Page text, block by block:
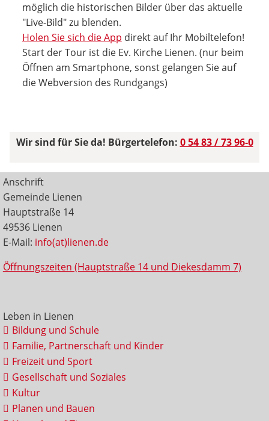
möglich die historischen Bilder über das aktuelle
"Live-Bild" zu blenden.
Holen Sie sich die App direkt auf Ihr Mobiltelefon!
Start der Tour ist die Ev. Kirche Lienen. (nur beim
Öffnen am Smartphone, sonst gelangen Sie auf
die Webversion des Rundgangs)
Wir sind für Sie da! Bürgertelefon: 0 54 83 / 73 96-0
Anschrift
Gemeinde Lienen
Hauptstraße 14
49536 Lienen
E-Mail: info(at)lienen.de
Öffnungszeiten (Hauptstraße 14 und Diekesdamm 7)
Leben in Lienen
Bildung und Schule
Familie, Partnerschaft und Kinder
Freizeit und Sport
Gesellschaft und Soziales
Kultur
Planen und Bauen